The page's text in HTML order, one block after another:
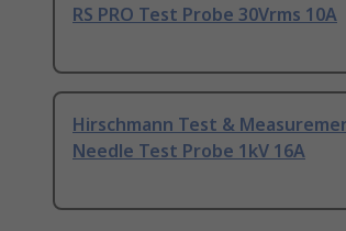
RS PRO Test Probe 30Vrms 10A
Hirschmann Test &
Needle Test Probe 1kV 16A